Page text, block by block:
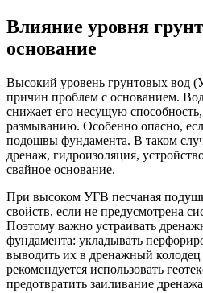
Влияние уровня
основание
Высокий уровень грунтовых вод
причин проблем с основанием.
снижает его несущую
размыванию. Особенно опасно,
подошвы фундамента. В таком
дренаж, гидроизоляция,
свайное основание.
При высоком УГВ песчаная
свойств, если не предусмотрена
Поэтому важно устраивать
фундамента: укладывать
выводить их в дренажный
рекомендуется использовать
предотвратить заиливание